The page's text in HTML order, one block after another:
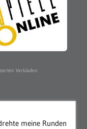
Verkäufen.
meine Runden